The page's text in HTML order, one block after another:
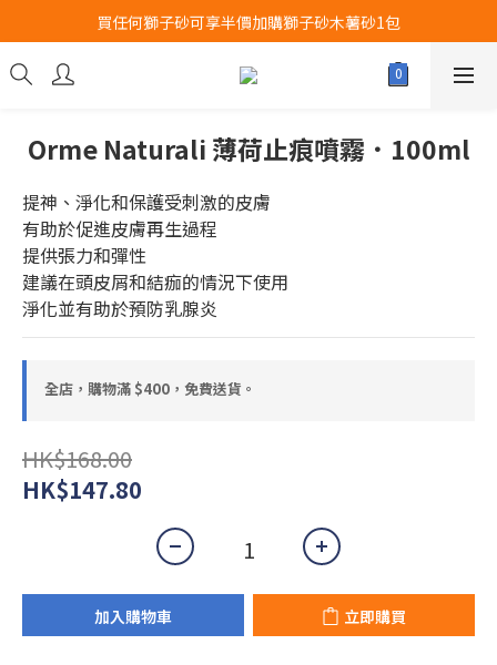
Airbuggy 全線現貨8折！立即點擊火速搶購
買任何獅子砂可享半價加購獅子砂木薯砂1包
Airbuggy 全線現貨8折！立即點擊火速搶購
Orme Naturali 薄荷止痕噴霧．100ml
提神、淨化和保護受刺激的皮膚
有助於促進皮膚再生過程
提供張力和彈性
建議在頭皮屑和結痂的情況下使用
淨化並有助於預防乳腺炎
全店，購物滿 $400，免費送貨。
HK$168.00
HK$147.80
加入購物車 立即購買